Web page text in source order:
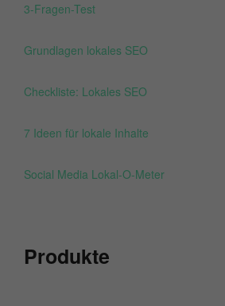
3-Fragen-Test
Grundlagen lokales SEO
Checkliste: Lokales SEO
7 Ideen für lokale Inhalte
Social Media Lokal-O-Meter
Produkte